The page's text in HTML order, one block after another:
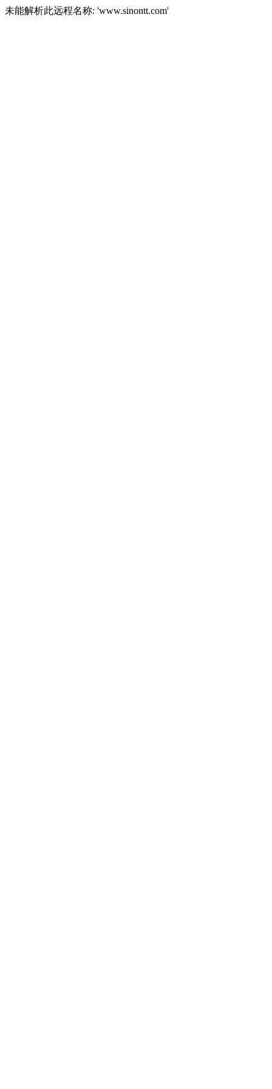
未能解析此远程名称: 'www.sinontt.com'